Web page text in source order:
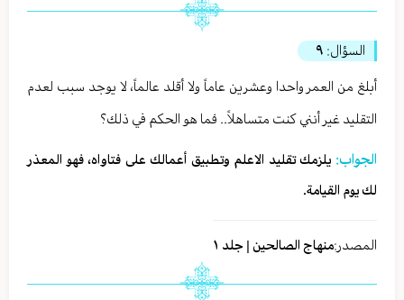
السؤال: ٩
أبلغ من العمر واحدا وعشرين عاماً ولا أقلد عالماً، لا يوجد سبب لعدم
التقليد غير أنني كنت متساهلاً.. فما هو الحكم في ذلك؟
الجواب: يلزمك تقليد الاعلم وتطبيق أعمالك على فتاواه، فهو المعذر
لك يوم القيامة.
المصدر:منهاج الصالحين | جلد ١